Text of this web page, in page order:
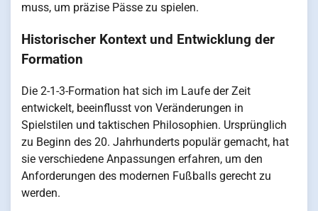
muss, um präzise Pässe zu spielen.
Historischer Kontext und Entwicklung der
Formation
Die 2-1-3-Formation hat sich im Laufe der Zeit
entwickelt, beeinflusst von Veränderungen in
Spielstilen und taktischen Philosophien. Ursprünglich
zu Beginn des 20. Jahrhunderts populär gemacht, hat
sie verschiedene Anpassungen erfahren, um den
Anforderungen des modernen Fußballs gerecht zu
werden.